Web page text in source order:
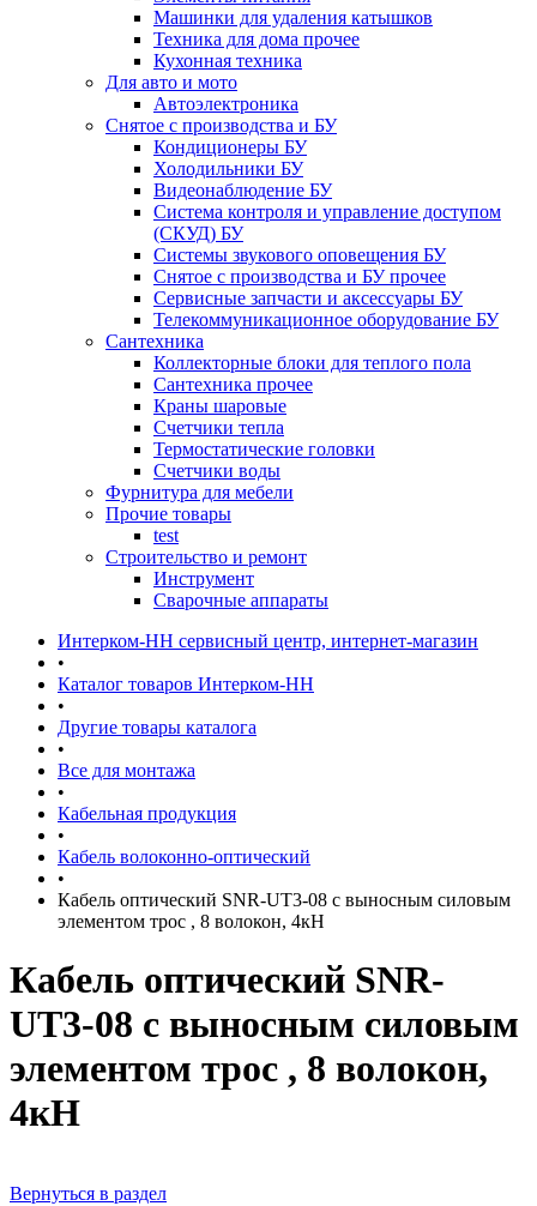
Машинки для удаления катышков
Техника для дома прочее
Кухонная техника
Для авто и мото
Автоэлектроника
Снятое с производства и БУ
Кондиционеры БУ
Холодильники БУ
Видеонаблюдение БУ
Система контроля и управление доступом
(СКУД) БУ
Системы звукового оповещения БУ
Снятое с производства и БУ прочее
Сервисные запчасти и аксессуары БУ
Телекоммуникационное оборудование БУ
Сантехника
Коллекторные блоки для теплого пола
Сантехника прочее
Краны шаровые
Счетчики тепла
Термоcтатические головки
Счетчики воды
Фурнитура для мебели
Прочие товары
test
Строительство и ремонт
Инструмент
Сварочные аппараты
Интерком-НН сервисный центр, интернет-магазин
•
Каталог товаров Интерком-НН
•
Другие товары каталога
•
Все для монтажа
•
Кабельная продукция
•
Кабель волоконно-оптический
•
Кабель оптический SNR-UT3-08 с выносным силовым
элементом трос , 8 волокон, 4кН
Кабель оптический SNR-
UT3-08 с выносным силовым
элементом трос , 8 волокон,
4кН
Вернуться в раздел